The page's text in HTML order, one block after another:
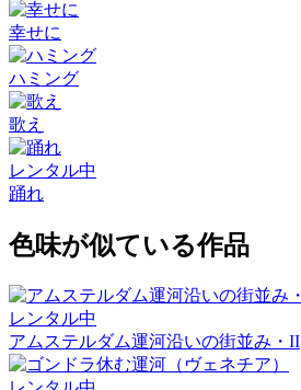
幸せに
ハミング
歌え
レンタル中
踊れ
色味が似ている作品
レンタル中
アムステルダム運河沿いの街並み・II